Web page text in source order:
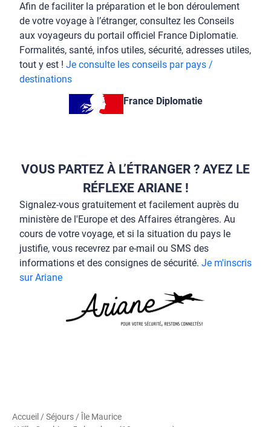
Afin de faciliter la préparation et le bon déroulement
de votre voyage à l’étranger, consultez les Conseils
aux voyageurs du portail officiel France Diplomatie.
Formalités, santé, infos utiles, sécurité, adresses utiles,
tout y est ! Je consulte les conseils par pays /
destinations
France Diplomatie
VOUS PARTEZ À L’ÉTRANGER ? AYEZ LE
RÉFLEXE ARIANE !
Signalez-vous gratuitement et facilement auprès du
ministère de l'Europe et des Affaires étrangères. Au
cours de votre voyage, et si la situation du pays le
justifie, vous recevrez par e-mail ou SMS des
informations et des consignes de sécurité. Je m'inscris
sur Ariane
Accueil /Séjours /Île Maurice